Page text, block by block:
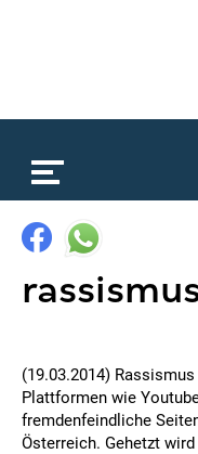
(19.03.2014)
Plattformen wie
fremdenfeindliche
Österreich. Gehetzt